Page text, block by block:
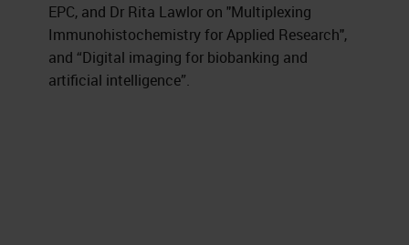
EPC, and Dr Rita Lawlor on "Multiplexing
Immunohistochemistry for Applied Research",
and “Digital imaging for biobanking and
artificial intelligence”.